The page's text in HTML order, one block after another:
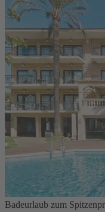
Badeurlaub zum